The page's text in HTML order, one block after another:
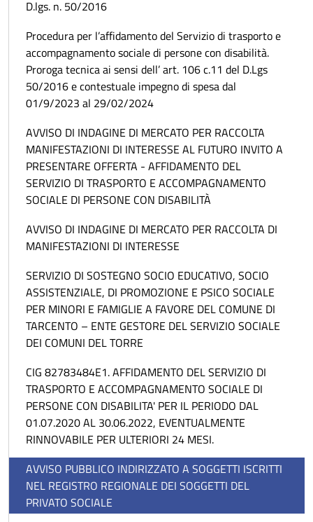
D.lgs. n. 50/2016
Procedura per l’affidamento del Servizio di trasporto e
accompagnamento sociale di persone con disabilità.
Proroga tecnica ai sensi dell’ art. 106 c.11 del D.Lgs
50/2016 e contestuale impegno di spesa dal
01/9/2023 al 29/02/2024
AVVISO DI INDAGINE DI MERCATO PER RACCOLTA
MANIFESTAZIONI DI INTERESSE AL FUTURO INVITO A
PRESENTARE OFFERTA - AFFIDAMENTO DEL
SERVIZIO DI TRASPORTO E ACCOMPAGNAMENTO
SOCIALE DI PERSONE CON DISABILITÀ
AVVISO DI INDAGINE DI MERCATO PER RACCOLTA DI
MANIFESTAZIONI DI INTERESSE
SERVIZIO DI SOSTEGNO SOCIO EDUCATIVO, SOCIO
ASSISTENZIALE, DI PROMOZIONE E PSICO SOCIALE
PER MINORI E FAMIGLIE A FAVORE DEL COMUNE DI
TARCENTO – ENTE GESTORE DEL SERVIZIO SOCIALE
DEI COMUNI DEL TORRE
CIG 82783484E1. AFFIDAMENTO DEL SERVIZIO DI
TRASPORTO E ACCOMPAGNAMENTO SOCIALE DI
PERSONE CON DISABILITA' PER IL PERIODO DAL
01.07.2020 AL 30.06.2022, EVENTUALMENTE
RINNOVABILE PER ULTERIORI 24 MESI.
AVVISO PUBBLICO INDIRIZZATO A SOGGETTI ISCRITTI
NEL REGISTRO REGIONALE DEI SOGGETTI DEL
PRIVATO SOCIALE